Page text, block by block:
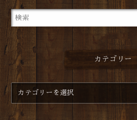
カテゴリー